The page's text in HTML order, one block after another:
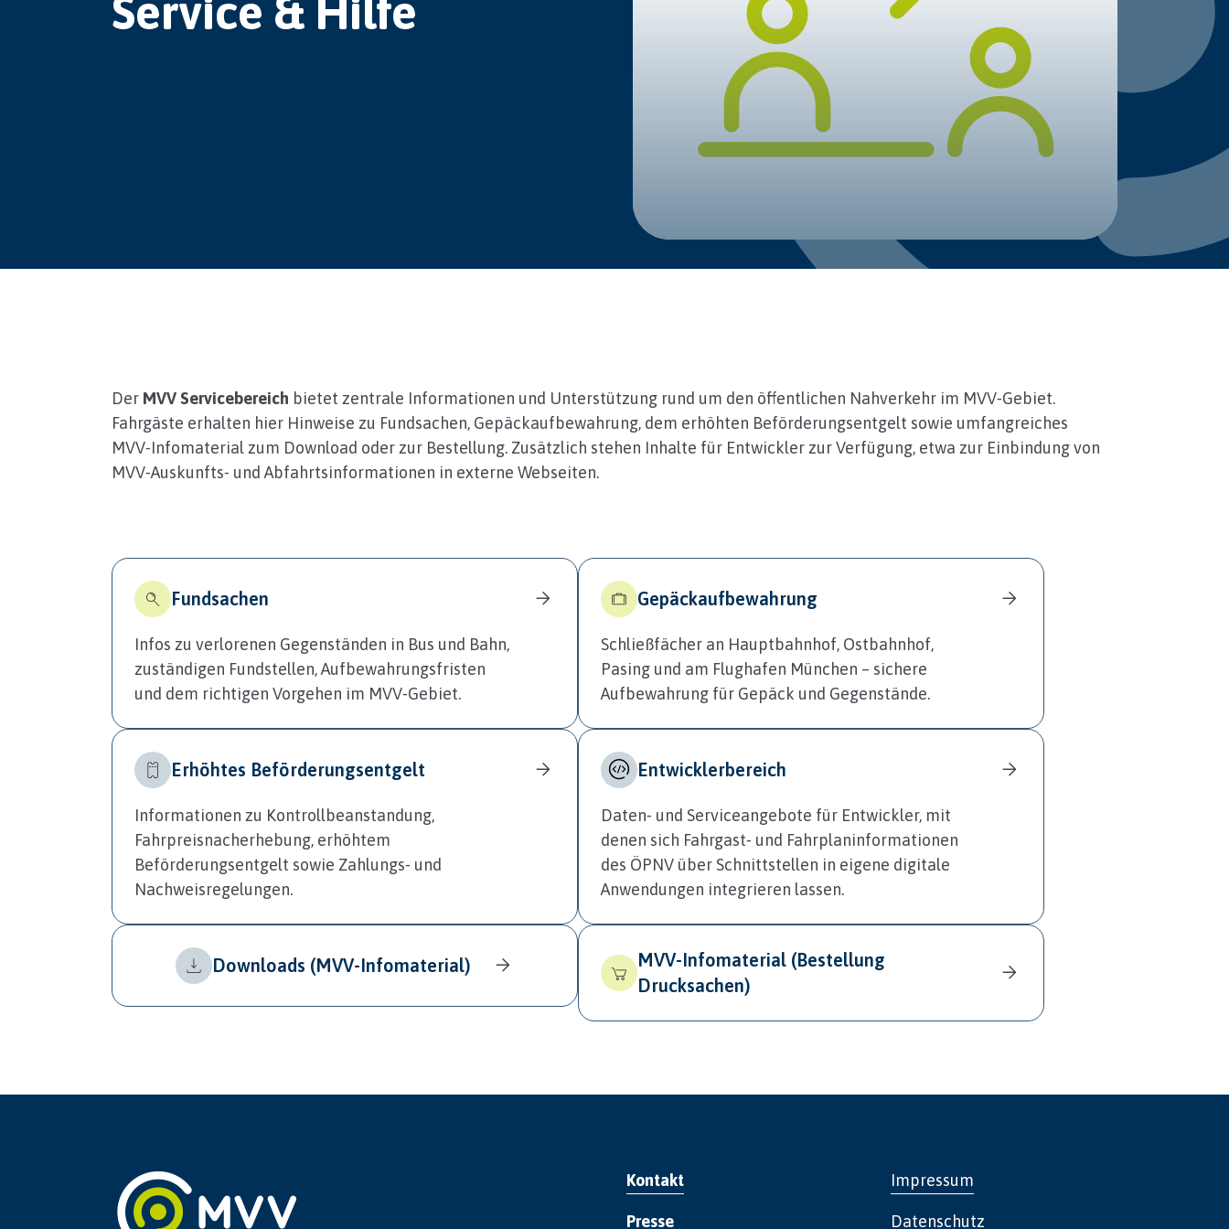
Service & Hilfe
Der MVV Servicebereich bietet zentrale Informationen und Unterstützung rund um den öffentlichen Nahverkehr im MVV‑Gebiet.
Fahrgäste erhalten hier Hinweise zu Fundsachen, Gepäckaufbewahrung, dem erhöhten Beförderungsentgelt sowie umfangreiches
MVV‑Infomaterial zum Download oder zur Bestellung. Zusätzlich stehen Inhalte für Entwickler zur Verfügung, etwa zur Einbindung von
MVV‑Auskunfts‑ und Abfahrtsinformationen in externe Webseiten.
Fundsachen
Infos zu verlorenen Gegenständen in Bus und Bahn,
zuständigen Fundstellen, Aufbewahrungsfristen
und dem richtigen Vorgehen im MVV‑Gebiet.
Gepäckaufbewahrung
Schließfächer an Hauptbahnhof, Ostbahnhof,
Pasing und am Flughafen München – sichere
Aufbewahrung für Gepäck und Gegenstände.
Erhöhtes Beförderungsentgelt
Informationen zu Kontrollbeanstandung,
Fahrpreisnacherhebung, erhöhtem
Beförderungsentgelt sowie Zahlungs‑ und
Nachweisregelungen.
Entwicklerbereich
Daten‑ und Serviceangebote für Entwickler, mit
denen sich Fahrgast‑ und Fahrplaninformationen
des ÖPNV über Schnittstellen in eigene digitale
Anwendungen integrieren lassen.
Downloads (MVV-Infomaterial)
MVV-Infomaterial (Bestellung
Drucksachen)
Kontakt
Presse
Impressum
Datenschutz